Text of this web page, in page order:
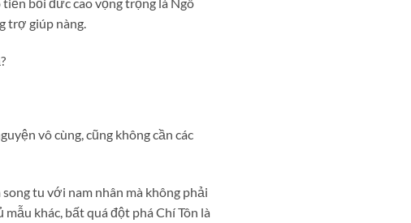
trợ giúp nàng.
vô cùng, cũng không cần các
tu với nam nhân mà không phải
khác, bất quá đột phá Chí Tôn là